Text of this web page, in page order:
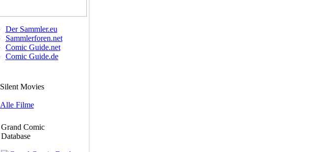
Der Sammler.eu
Sammlerforen.net
Comic Guide.net
Comic Guide.de
Silent Movies
Alle Filme
Grand Comic
Database